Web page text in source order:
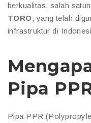
berkualitas, salah
TORO, yang telah
infrastruktur di
Pipa
Pipa PPR